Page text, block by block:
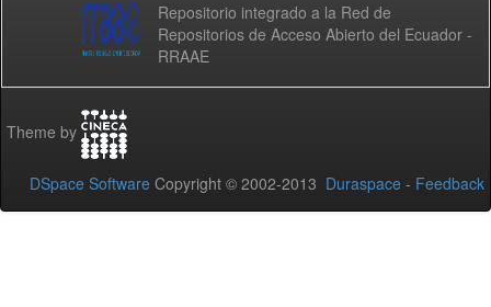
Repositorio integrado a la Red de
Repositorios de Acceso Abierto del Ecuador -
RRAAE
Theme by
DSpace Software Copyright © 2002-2013 Duraspace - Feedback